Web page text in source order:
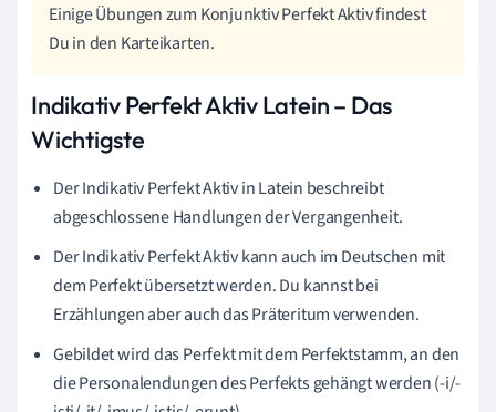
Einige Übungen zum Konjunktiv Perfekt Aktiv findest
Du in den Karteikarten.
Indikativ Perfekt Aktiv Latein – Das
Wichtigste
Der Indikativ Perfekt Aktiv in Latein beschreibt
abgeschlossene Handlungen der Vergangenheit.
Der Indikativ Perfekt Aktiv kann auch im Deutschen mit
dem Perfekt übersetzt werden. Du kannstbei
Erzählungen aber auch das Präteritum verwenden.
Gebildet wird das Perfekt mit dem Perfektstamm, an den
die Personalendungen des Perfekts gehängt werden (-i/-